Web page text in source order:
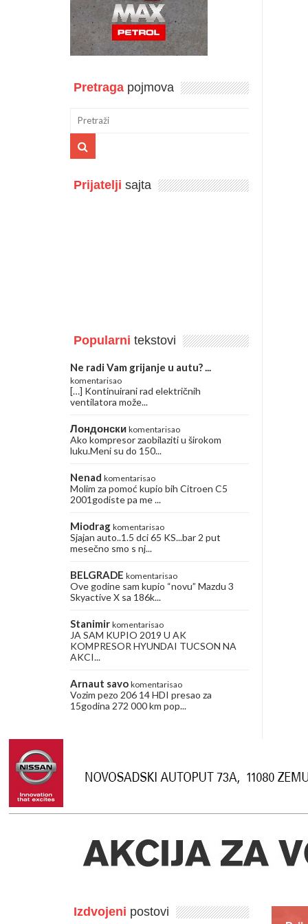
Pretraga pojmova
Prijatelji sajta
Popularni tekstovi
Ne radi Vam grijanje u autu? ...
komentarisao
[…] Kontinuirani rad električnih
ventilatora može...
Лондонски komentarisao
Ako kompresor zaobilaziti u širokom
luku.Meni su do 150...
Nenad komentarisao
Molim za pomoć kupio bih Citroen C5
2001godiste pa me ...
Miodrag komentarisao
Sjajan auto..1.5 dci 65 KS...bar 2 put
mesečno smo s nj...
BELGRADE komentarisao
Ove godine sam kupio “novu” Mazdu 3
Skyactive X sa 186k...
Stanimir komentarisao
JA SAM KUPIO 2019 U AK
KOMPRESOR HYUNDAI TUCSON NA
AKCI...
Arnaut savo komentarisao
Vozim pezo 206 14 HDI presao za
15godina 272 000 km pop...
Izdvojeni postovi